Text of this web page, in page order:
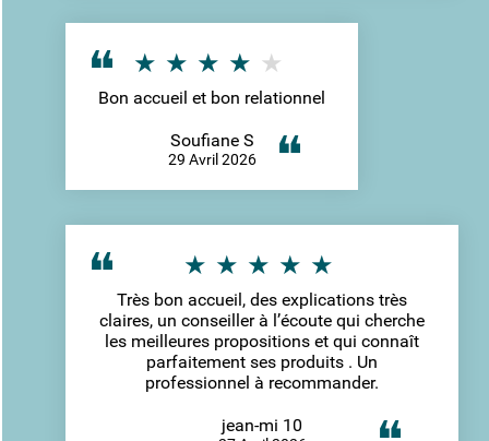
Bon accueil et bon relationnel
Soufiane S
29 Avril 2026
Très bon accueil, des explications très
claires, un conseiller à l’écoute qui cherche
les meilleures propositions et qui connaît
parfaitement ses produits . Un
professionnel à recommander.
jean-mi 10